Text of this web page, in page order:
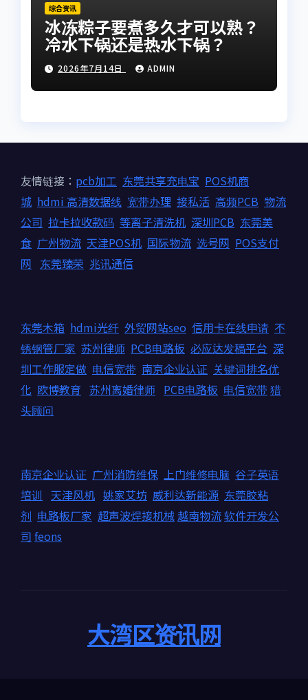
综合资讯
冰冻粽子要煮多久才可以熟？
冷水下锅还是热水下锅？
2026年7月14日 ADMIN
友情链接： pcb加工 东莞共享充电宝 POS机商
城 hdmi 高清数据线 宽带办理 接私活 高频PCB 物流
公司 拉卡拉收款码 等离子清洗机 深圳PCB 东莞美
食 广州物流 天津POS机 国际物流 选号网 POS支付
网 东莞臻荣 兆讯通信
东莞木箱 hdmi光纤 外贸网站seo 信用卡在线申请 不
锈钢管厂家 苏州律师 PCB电路板 必应达发稿平台 深
圳工作服定做 电信宽带 南京企业认证 关键词排名优
化 欧博教育 苏州离婚律师 PCB电路板 电信宽带猎
头顾问
南京企业认证 广州消防维保 上门维修电脑 谷子英语
培训 天津风机 姚家艾坊 威利达新能源 东莞胶粘
剂 电路板厂家 超声波焊接机械越南物流软件开发公
司 feons
大湾区资讯网